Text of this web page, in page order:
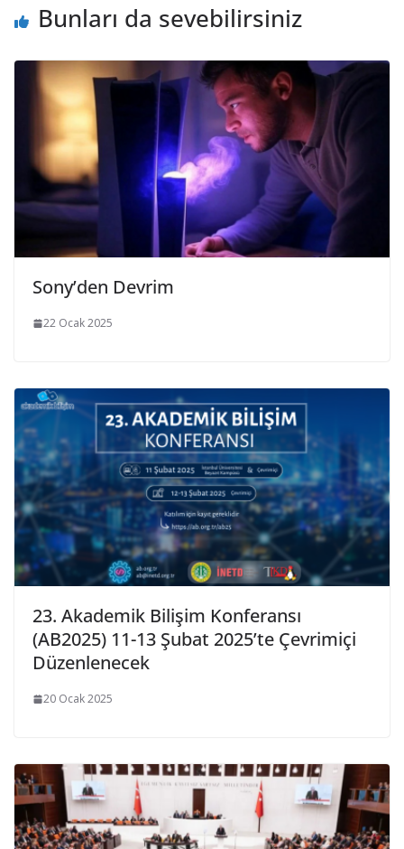
Bunları da sevebilirsiniz
Sony’den Devrim
22 Ocak 2025
23. Akademik Bilişim Konferansı
(AB2025) 11-13 Şubat 2025’te Çevrimiçi
Düzenlenecek
20 Ocak 2025